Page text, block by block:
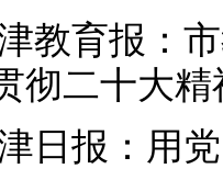
教育报：
彻二十大
日报：用